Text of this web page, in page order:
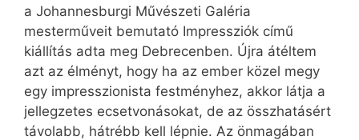
a Johannesburgi Művészeti Galéria
mesterműveit bemutató Impressziók című
kiállítás adta meg Debrecenben. Újra átéltem
azt az élményt, hogy ha az ember közel megy
egy impresszionista festményhez, akkor látja a
jellegzetes ecsetvonásokat, de az összhatásért
távolabb, hátrébb kell lépnie. Az önmagában